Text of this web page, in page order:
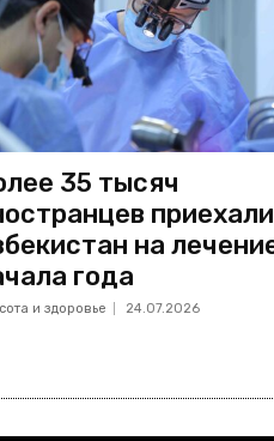
35 тысяч
на
года
и здоровье 24.07.2026